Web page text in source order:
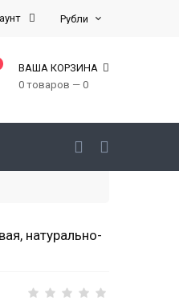
ВАША КОРЗИНА
0 товаров — 0
натурально-